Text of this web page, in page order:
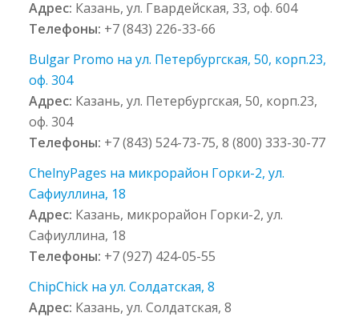
Адрес: Казань, ул. Гвардейская, 33, оф. 604
Телефоны: +7 (843) 226-33-66
Bulgar Promo на ул. Петербургская, 50, корп.23,
оф. 304
Адрес: Казань, ул. Петербургская, 50, корп.23,
оф. 304
Телефоны: +7 (843) 524-73-75, 8 (800) 333-30-77
ChelnyPages на микрорайон Горки-2, ул.
Сафиуллина, 18
Адрес: Казань, микрорайон Горки-2, ул.
Сафиуллина, 18
Телефоны: +7 (927) 424-05-55
ChipChick на ул. Солдатская, 8
Адрес: Казань, ул. Солдатская, 8